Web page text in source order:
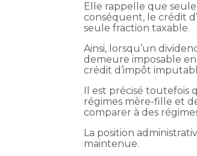
Elle rappelle que
conséquent, le crédit
seule fraction taxable.
Ainsi, lorsqu’un
demeure imposable
crédit d’impôt
Il est précisé
régimes mère-fille et
comparer à des
La position
maintenue.